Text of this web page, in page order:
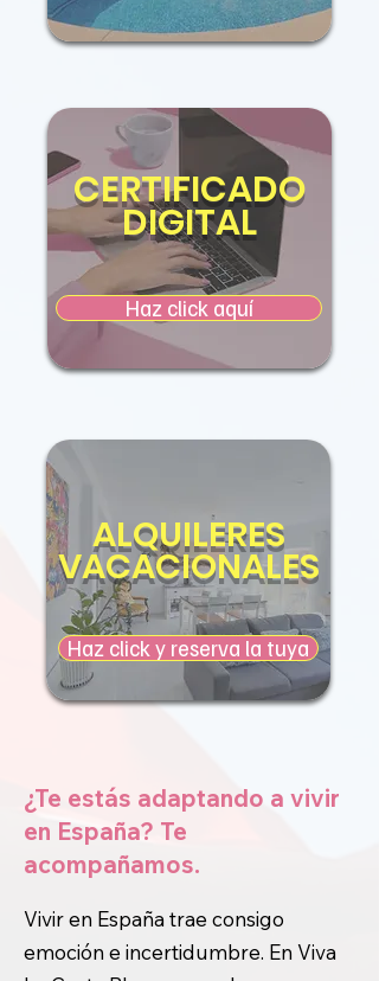
CERTIFICADO
DIGITAL
Haz click aquí
¿Te estás adaptando a vivir
en España? Te
acompañamos.
ALQUILERES
VACACIONALES
Haz click y reserva la tuya
Vivir en España trae consigo
emoción e incertidumbre. En Viva